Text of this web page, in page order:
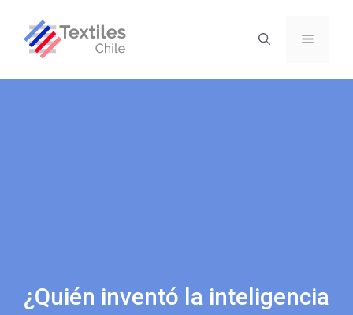
¿Quién inventó la inteligencia